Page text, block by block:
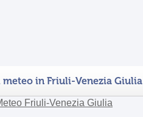
meteo in Friuli-Venezia Giulia